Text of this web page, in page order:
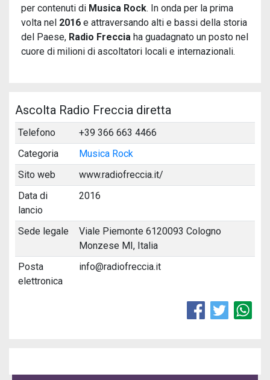
per contenuti di Musica Rock. In onda per la prima
volta nel 2016 e attraversando alti e bassi della storia
del Paese, Radio Freccia ha guadagnato un posto nel
cuore di milioni di ascoltatori locali e internazionali.
Ascolta Radio Freccia diretta
Telefono
+39 366 663 4466
Categoria
Musica Rock
Sito web
www.radiofreccia.it/
Data di
lancio
2016
Sede legale
Viale Piemonte 6120093 Cologno
Monzese MI, Italia
Posta
elettronica
info@radiofreccia.it